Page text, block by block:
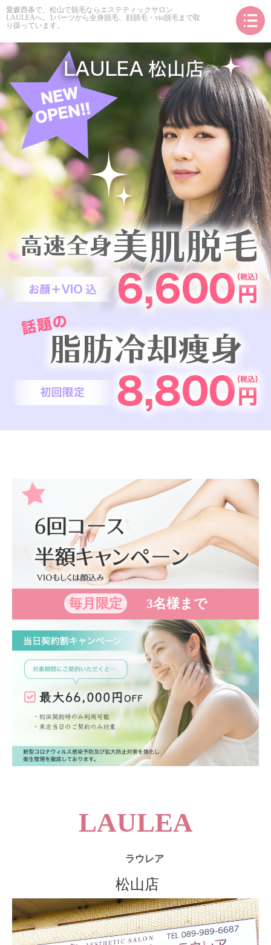
愛媛西条で、松山で脱毛ならエステティックサロン
LAULEAへ。1パーツから全身脱毛、顔脱毛・vio脱毛まで取
り扱っています。
毎月限定 3名様まで
LAULEA
ラウレア
松山店